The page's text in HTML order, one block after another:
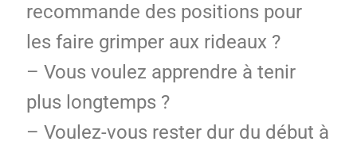
recommande des positions pour
les faire grimper aux rideaux ?
– Vous voulez apprendre à tenir
plus longtemps ?
– Voulez-vous rester dur du début à